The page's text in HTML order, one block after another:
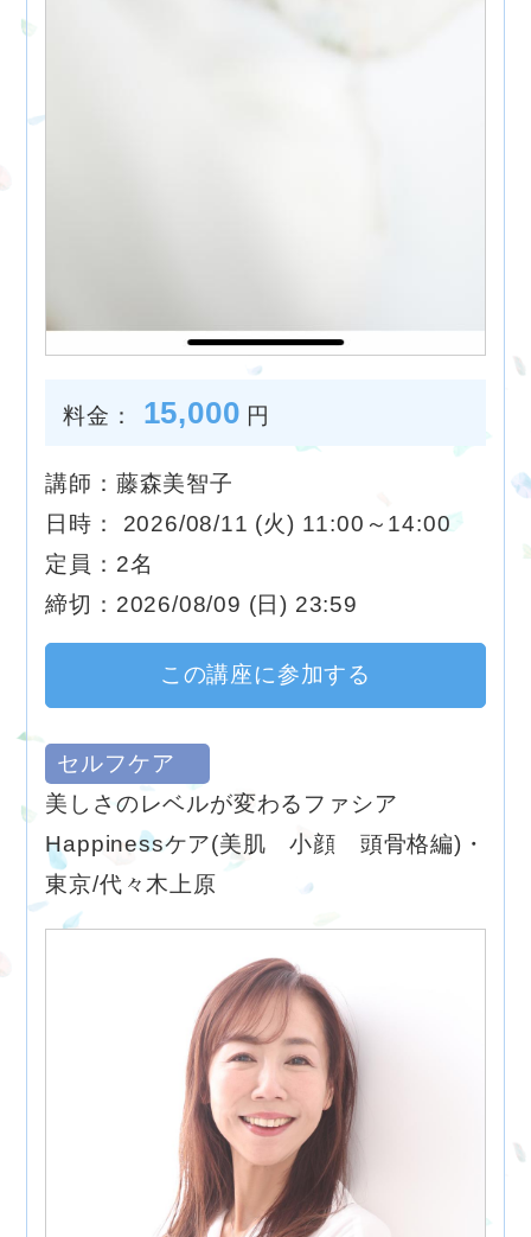
料金： 15,000 円
講師：藤森美智子
日時： 2026/08/11 (火) 11:00～14:00
定員：2名
締切：2026/08/09 (日) 23:59
この講座に参加する
セルフケア
美しさのレベルが変わるファシア
Happinessケア(美肌 小顔 頭骨格編)・
東京/代々木上原